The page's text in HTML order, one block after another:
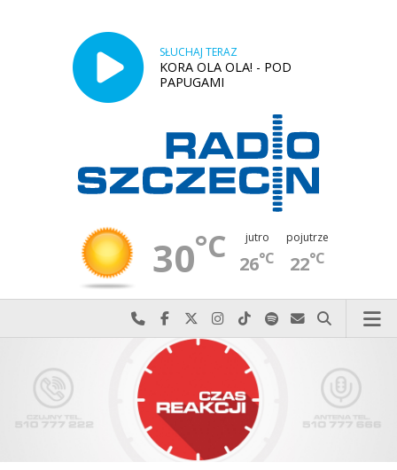
SŁUCHAJ TERAZ
KORA OLA OLA! - POD
PAPUGAMI
30°C jutro
26°C
pojutrze
22°C
Najlepiej po prostu do nas zadzwoń
Odwiedź nas na Facebook-u
Odwiedź nas na X
Odwiedź nas na Instagram-ie
Odwiedź nas na TikTok-u
Szukaj nas na Spotify
Wyślij do nas
Szukaj